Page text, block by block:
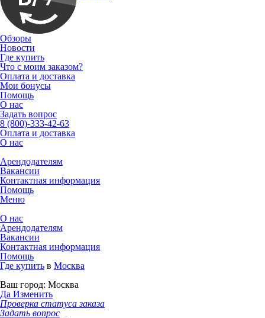
Обзоры
Новости
Где купить
Что с моим заказом?
Оплата и доставка
Мои бонусы
Помощь
О нас
Задать вопрос
8 (800)-333-42-63
Оплата и доставка
О нас
Арендодателям
Вакансии
Контактная информация
Помощь
Меню
О нас
Арендодателям
Вакансии
Контактная информация
Помощь
Где купить в Москва
Ваш город: Москва
Да Изменить
Проверка статуса заказа
Задать вопрос